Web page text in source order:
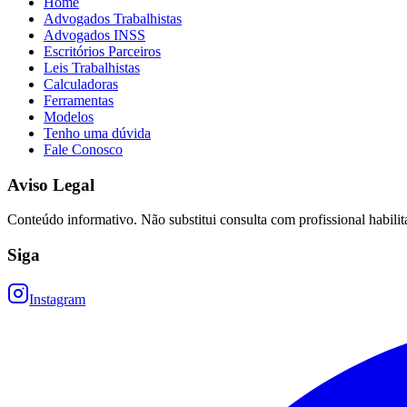
Advogados Trabalhistas
Advogados INSS
Escritórios Parceiros
Leis Trabalhistas
Calculadoras
Ferramentas
Modelos
Tenho uma dúvida
Fale Conosco
Aviso Legal
Conteúdo informativo. Não substitui consulta com profissional
Siga
Instagram